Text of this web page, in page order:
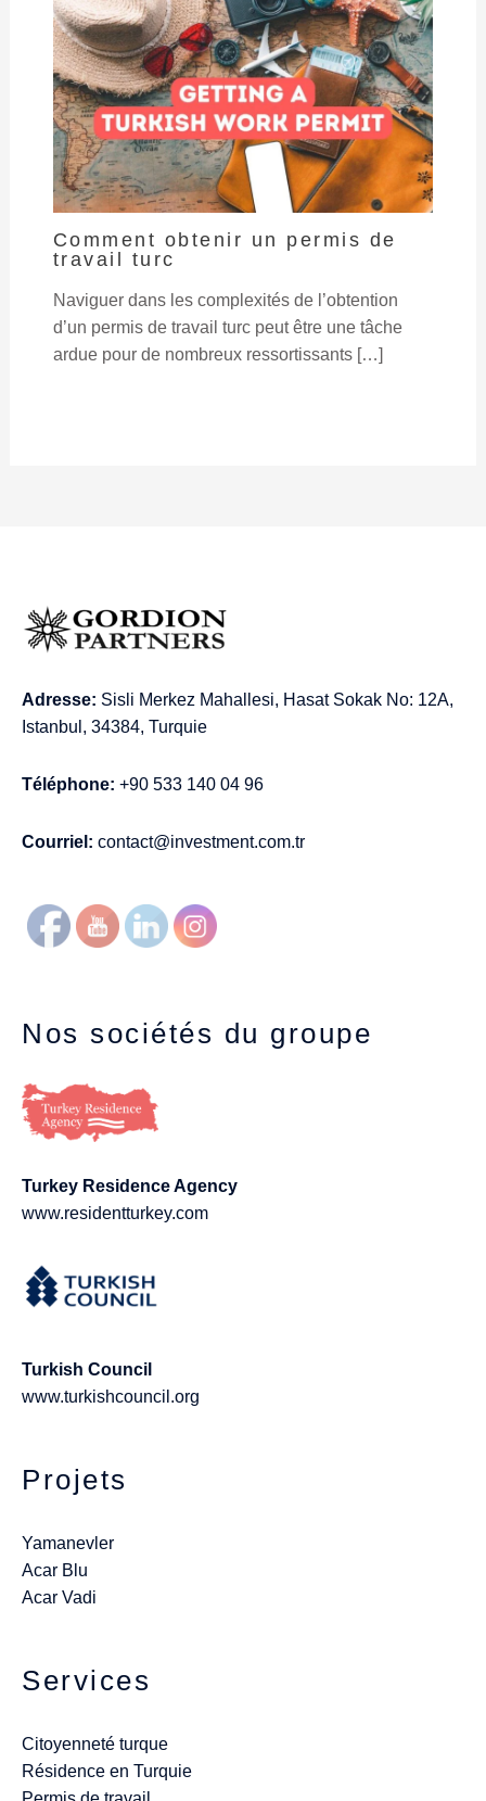
Comment obtenir un permis de
travail turc
Naviguer dans les complexités de l’obtention
d’un permis de travail turc peut être une tâche
ardue pour de nombreux ressortissants […]
Adresse: Sisli Merkez Mahallesi, Hasat Sokak No: 12A,
Istanbul, 34384, Turquie
Téléphone: +90 533 140 04 96
Courriel: contact@investment.com.tr
Nos sociétés du groupe
Turkey Residence Agency
www.residentturkey.com
Turkish Council
www.turkishcouncil.org
Projets
Yamanevler
Acar Blu
Acar Vadi
Services
Citoyenneté turque
Résidence en Turquie